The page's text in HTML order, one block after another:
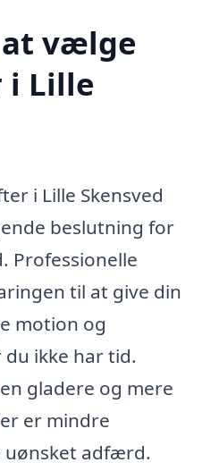
at vælge
i Lille
i Lille Skensved
beslutning for
Professionelle
til at give din
motion og
ikke har tid.
gladere og mere
er mindre
uønsket adfærd.